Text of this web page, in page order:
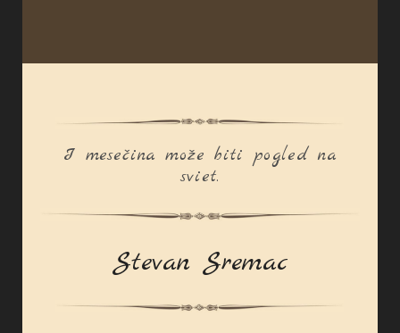
I mesečina može biti pogled na
sviet.
Stevan Sremac